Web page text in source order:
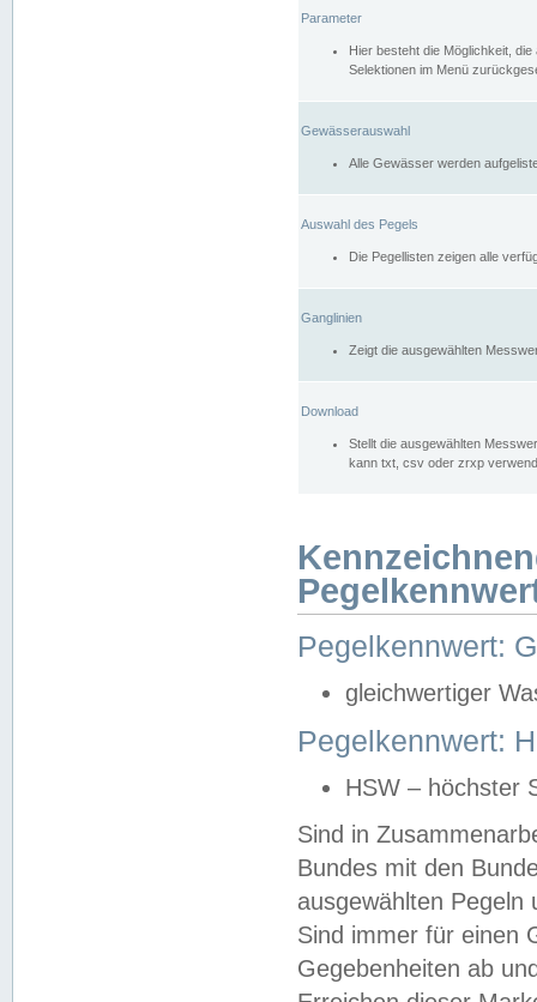
Parameter
Hier besteht die Möglichkeit,
Selektionen im Menü
Gewässerauswahl
Alle Gewässer werden
Auswahl des Pegels
Die Pegellisten zeigen alle
Ganglinien
Zeigt die ausgewählten
Download
Stellt die ausgewählten
kann txt, csv oder zrxp
Pegelkennwert:
gleichwertiger
Pegelkennwert:
HSW – höchster
Sind in
Bundes mit den
ausgewählten
Sind immer für einen
Gegebenheiten ab